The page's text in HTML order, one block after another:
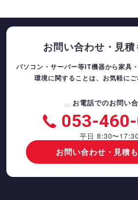
お問い合わせ・見
パソコン・サーバー等IT機器から家具
環境に関することは、お気軽にご
お電話でのお問い
053-
平日 8:30〜17:30
お問い合わせ・見積